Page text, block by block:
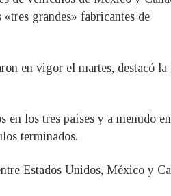
grandes» fabricantes de
en vigor el martes, destacó la
en los tres países y a menudo
terminados.
Estados Unidos, México y